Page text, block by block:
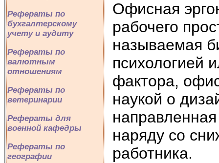
Рефераты по
бухгалтерскому
учету и аудиту
Рефераты по
валютным
отношениям
Рефераты по
ветеринарии
Рефераты для
военной кафедры
Рефераты по
географии
Офисная
рабочего
называемая
психологией
фактора,
наукой о
наряду со
работника.